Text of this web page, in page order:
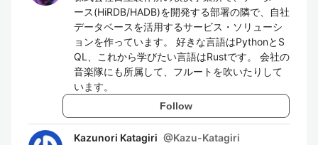
ース(HiRDB/HADB)を開発する部署の隣で、自社
データベースを活用するサービス・ソリューシ
ョンを作っています。 好きな言語はPythonとS
QL、これから学びたい言語はRustです。 会社の
音楽隊にも所属して、フルートを吹いたりして
います。
Follow
Kazunori Katagiri @Kazu-Katagiri